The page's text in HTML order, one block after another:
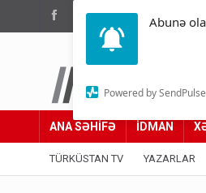
Abunə
Powered by SendPulse
Adımız
ANA SƏHİFƏ İDMAN
TÜRKÜSTAN TV YAZARLAR